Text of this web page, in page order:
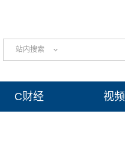
站内搜索
C财经 视频